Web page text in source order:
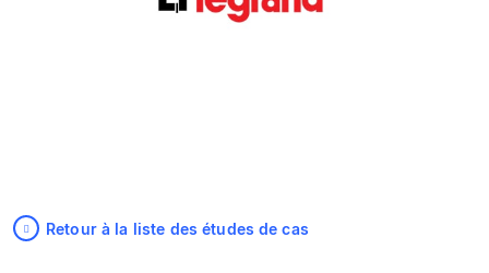
Retour à la liste des études de cas